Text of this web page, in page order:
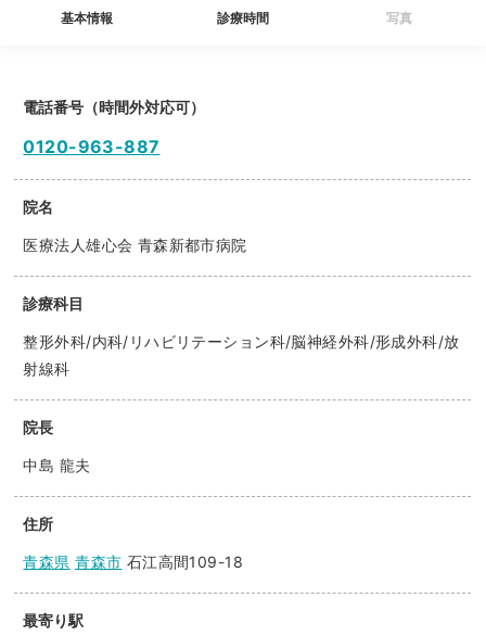
基本情報 診療時間 写真
電話番号（時間外対応可）
0120-963-887
院名
医療法人雄心会 青森新都市病院
診療科目
整形外科/内科/リハビリテーション科/脳神経外科/形成外科/放
射線科
院長
中島 龍夫
住所
青森県 青森市 石江高間109-18
最寄り駅